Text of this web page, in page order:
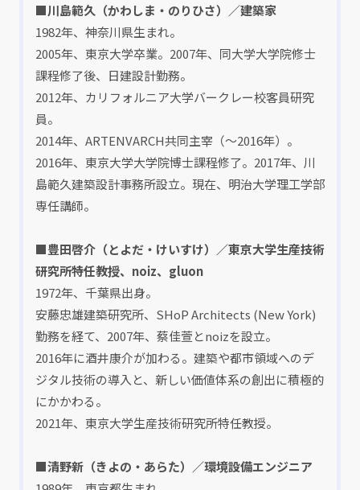
■川島範久（かわしま・のりひさ）／建築家
1982年、神奈川県生まれ。
2005年、東京大学卒業。2007年、同大学大学院修士
課程修了後、日建設計勤務。
2012年、カリフォルニア大学バークレー校客員研究
員。
2014年、ARTENVARCH共同主宰（～2016年）。
2016年、東京大学大学院博士課程修了。2017年、川
島範久建築設計事務所設立。現在、明治大学理工学部
専任講師。
■豊田啓介（とよだ・けいすけ）／東京大学生産技術
研究所特任教授、noiz、gluon
1972年、千葉県出身。
安藤忠雄建築研究所、SHoP Architects (New York)
勤務を経て、2007年、蔡佳萱とnoizを設立。
2016年に酒井康介が加わる。建築や都市領域へのデ
ジタル技術の導入と、新しい価値体系の創出に積極的
にかかわる。
2021年、東京大学生産技術研究所特任教授。
■清野新（きよの・あらた）／環境設備エンジニア